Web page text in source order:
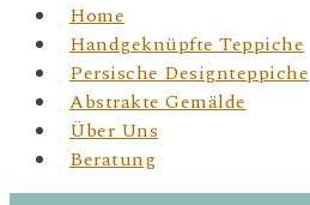
Home
Handgeknüpfte Teppiche
Persische Designteppiche
Abstrakte Gemälde
Über Uns
Beratung